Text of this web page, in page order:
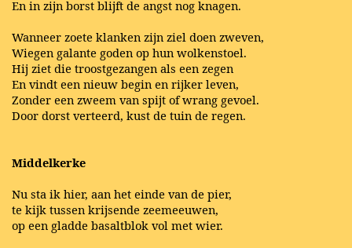
En in zijn borst blijft de angst nog knagen.
Wanneer zoete klanken zijn ziel doen zweven,
Wiegen galante goden op hun wolkenstoel.
Hij ziet die troostgezangen als een zegen
En vindt een nieuw begin en rijker leven,
Zonder een zweem van spijt of wrang gevoel.
Door dorst verteerd, kust de tuin de regen.
Middelkerke
Nu sta ik hier, aan het einde van de pier,
te kijk tussen krijsende zeemeeuwen,
op een gladde basaltblok vol met wier.